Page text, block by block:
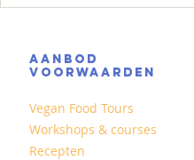
AANBOD
VOORWAARDEN
Vegan Food Tours
Workshops & courses
Recepten